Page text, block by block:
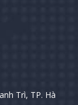
Trì, TP. Hà